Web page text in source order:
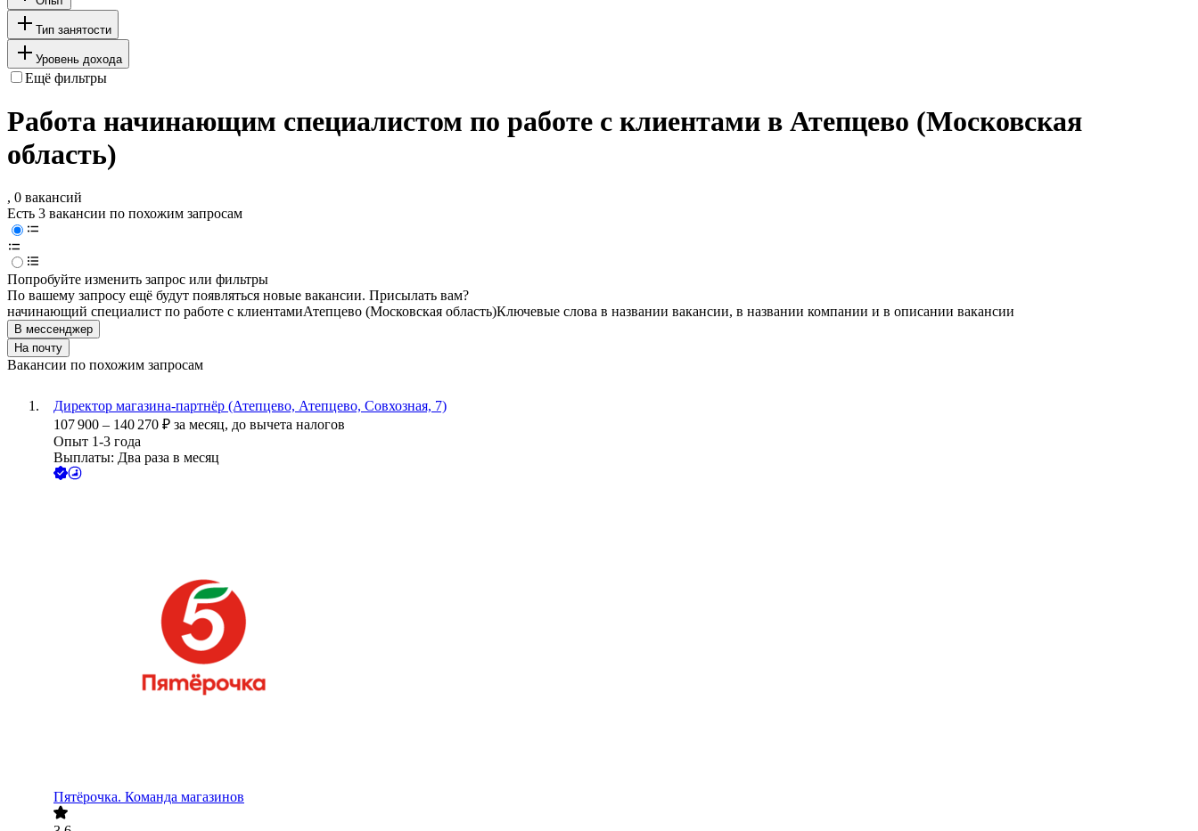
Тип занятости
Уровень дохода
Ещё фильтры
Работа начинающим специалистом по работе с клиентами в Атепцево (Московская
область)
, 0 вакансий
Есть 3 вакансии по похожим запросам
Попробуйте изменить запрос или фильтры
По вашему запросу ещё будут появляться новые вакансии. Присылать вам?
начинающий специалист по работе с клиентамиАтепцево (Московская область)Ключевые слова в названии вакансии, в названии компании и в описании вакансии
В мессенджер
На почту
Вакансии по похожим запросам
Директор магазина-партнёр (Атепцево, Атепцево, Совхозная, 7)
107 900 – 140 270 ₽ за месяц, до вычета налогов
Опыт 1-3 года
Выплаты: Два раза в месяц
Пятёрочка. Команда магазинов